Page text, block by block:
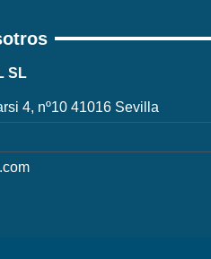
SL
4, nº10 41016 Sevilla